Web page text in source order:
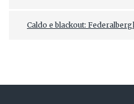
Caldo e blackout: